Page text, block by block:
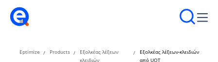
Eptimize Products
Εξολκέας λέξεων
κλειδιών
Εξολκέας λέξεων-κλειδιών
από UOT